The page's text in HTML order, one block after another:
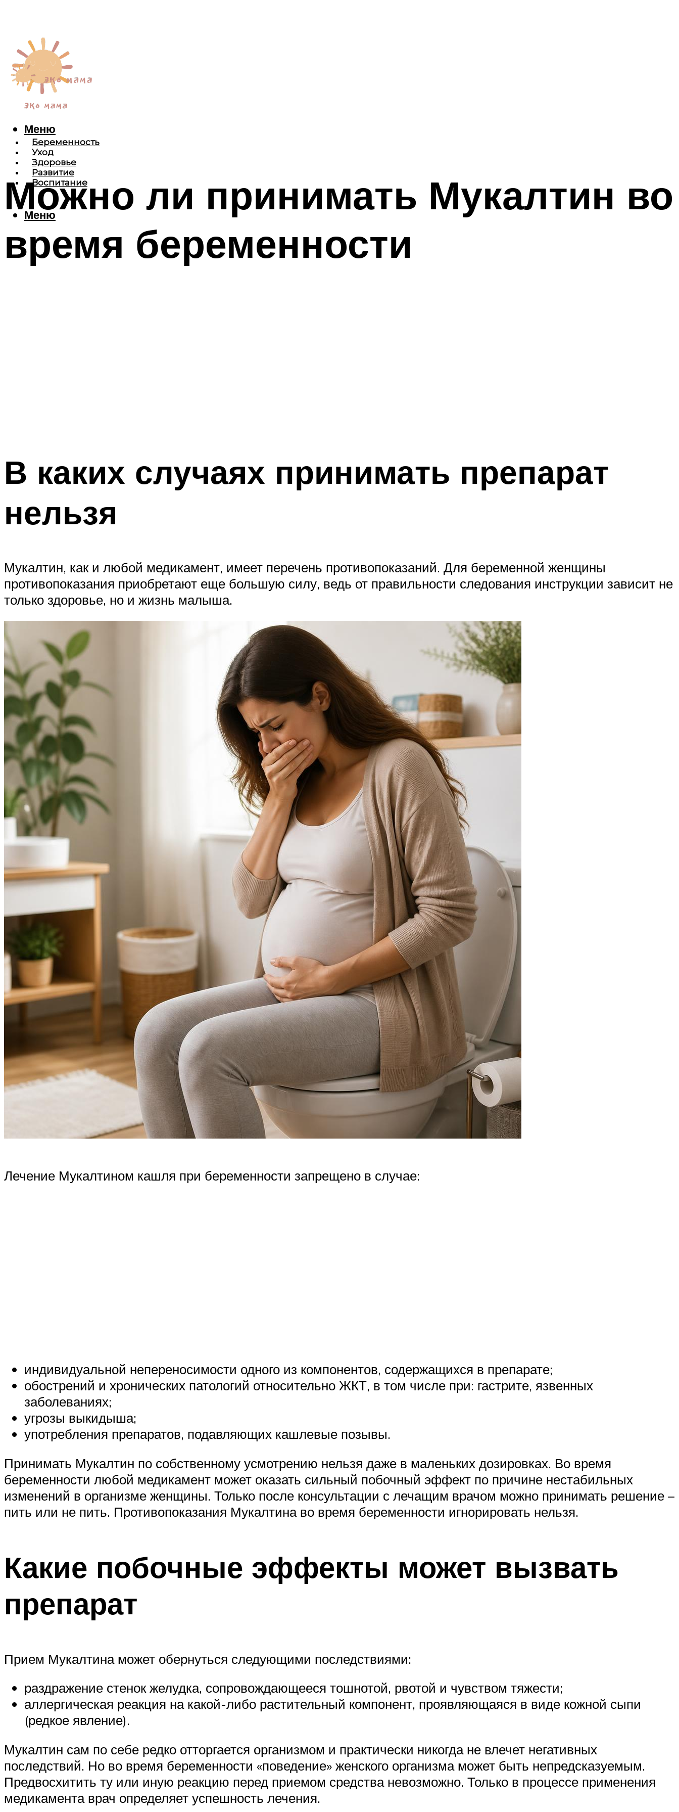
Беременность
Уход
Здоровье
Развитие
Воспитание
Меню
Меню
Можно ли принимать Мукалтин во
время беременности
В каких случаях принимать препарат
нельзя
Мукалтин, как и любой медикамент, имеет перечень противопоказаний. Для беременной женщины
противопоказания приобретают еще большую силу, ведь от правильности следования инструкции зависит не
только здоровье, но и жизнь малыша.
Лечение Мукалтином кашля при беременности запрещено в случае:
индивидуальной непереносимости одного из компонентов, содержащихся в препарате;
обострений и хронических патологий относительно ЖКТ, в том числе при: гастрите, язвенных
заболеваниях;
угрозы выкидыша;
употребления препаратов, подавляющих кашлевые позывы.
Принимать Мукалтин по собственному усмотрению нельзя даже в маленьких дозировках. Во время
беременности любой медикамент может оказать сильный побочный эффект по причине нестабильных
изменений в организме женщины. Только после консультации с лечащим врачом можно принимать решение –
пить или не пить. Противопоказания Мукалтина во время беременности игнорировать нельзя.
Какие побочные эффекты может вызвать
препарат
Прием Мукалтина может обернуться следующими последствиями:
раздражение стенок желудка, сопровождающееся тошнотой, рвотой и чувством тяжести;
аллергическая реакция на какой-либо растительный компонент, проявляющаяся в виде кожной сыпи
(редкое явление).
Мукалтин сам по себе редко отторгается организмом и практически никогда не влечет негативных
последствий. Но во время беременности «поведение» женского организма может быть непредсказуемым.
Предвосхитить ту или иную реакцию перед приемом средства невозможно. Только в процессе применения
медикамента врач определяет успешность лечения.